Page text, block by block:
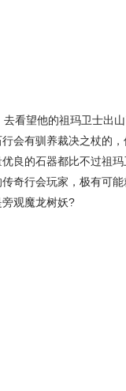
看望他的祖玛卫士出山
会有驯养裁决之杖的
良的石器都比不过祖
奇行会玩家，极有可
观魔龙树妖?